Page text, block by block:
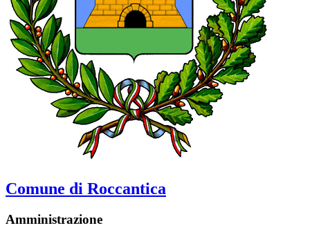
Comune di Roccantica
Amministrazione